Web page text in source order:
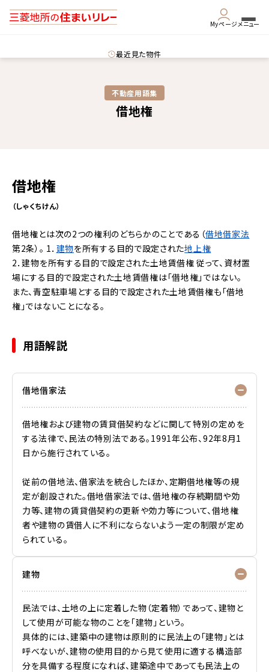
Myページメニュー
最近見た物件
不動産用語集​
借地権
借地権
（しゃくちけん）
借地権とは次の2つの権利のどちらかのことである（借地借家法
第2条）。 1． 建物を所有する目的で設定された地上権
2．建物を所有する目的で設定された土地賃借権 従って、資材置
場にする目的で設定された土地賃借権は「借地権」ではない。
また、青空駐車場とする目的で設定された土地賃借権も「借地
権」ではないことになる。
用語解説
借地借家法
借地権および建物の賃貸借契約などに関して特別の定めを
する法律で、民法の特別法である。1991年公布、92年8月1
日から施行されている。
従前の借地法、借家法を統合したほか、定期借地権等の規
定が創設された。借地借家法では、借地権の存続期間や効
力等、建物の賃貸借契約の更新や効力等について、借地権
者や建物の賃借人に不利にならないよう一定の制限が定め
られている。
建物
民法では、土地の上に定着した物（定着物）であって、建物と
して使用が可能な物のことを「建物」という。
具体的には、建築中の建物は原則的に民法上の「建物」とは
呼べないが、建物の使用目的から見て使用に適する構造部
分を具備する程度になれば、建築途中であっても民法上の